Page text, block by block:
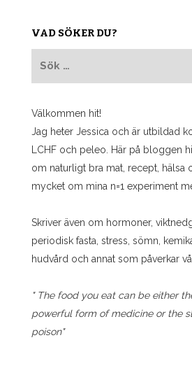
VAD SÖKER DU?
Välkommen hit!
Jag heter Jessica och är utbildad
LCHF och peleo. Här på bloggen
om naturligt bra mat, recept, hälsa
mycket om mina n=1 experiment
Skriver även om hormoner,
periodisk fasta, stress, sömn,
hudvård och annat som påverkar
" The food you eat can be either
powerful form of medicine or the
poison"